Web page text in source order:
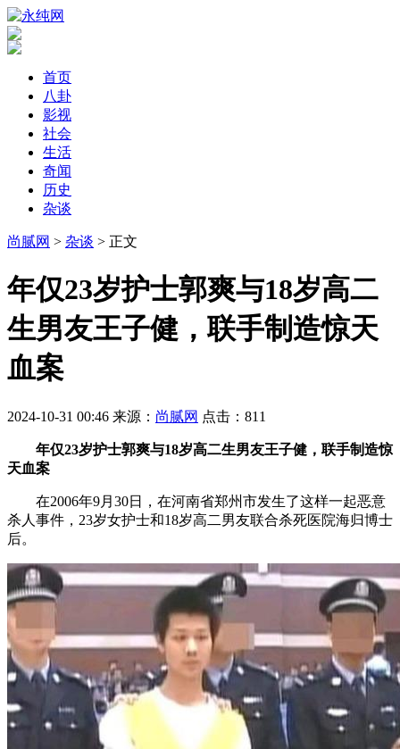
首页
八卦
影视
社会
生活
奇闻
历史
杂谈
尚腻网 > 杂谈 > 正文
​年仅23岁护士郭爽与18岁高二
生男友王子健，联手制造惊天
血案
2024-10-31 00:46 来源： 尚腻网 点击： 811
年仅23岁护士郭爽与18岁高二生男友王子健，联手制造惊
天血案
在2006年9月30日，在河南省郑州市发生了这样一起恶意
杀人事件，23岁女护士和18岁高二男友联合杀死医院海归博士
后。